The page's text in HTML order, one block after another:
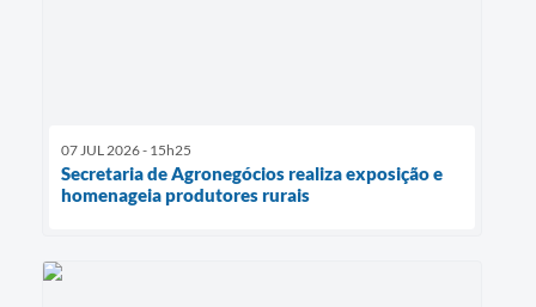
07 JUL 2026 - 15h25
Secretaria de Agronegócios realiza exposição e
homenageia produtores rurais